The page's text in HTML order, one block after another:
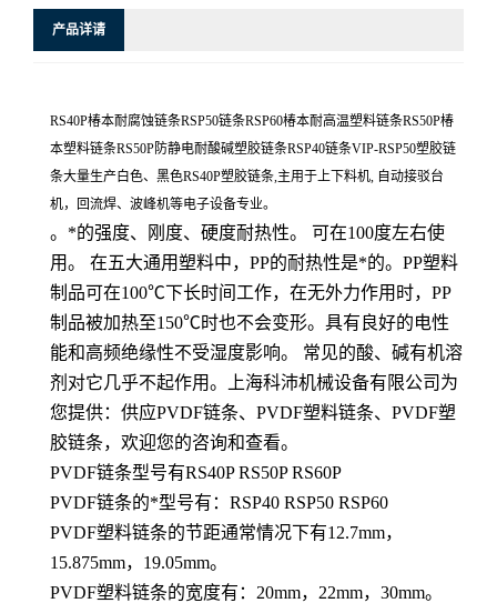
产品详请
RS40P椿本耐腐蚀链条RSP50链条RSP60椿本耐高温塑料链条RS50P椿
本塑料链条RS50P防静电耐酸碱塑胶链条RSP40链条VIP-RSP50塑胶链
条大量生产白色、黑色RS40P塑胶链条,主用于上下料机, 自动接驳台
机，回流焊、波峰机等电子设备专业。
。*的强度、刚度、硬度耐热性。 可在100度左右使
用。 在五大通用塑料中，PP的耐热性是*的。PP塑料
制品可在100℃下长时间工作，在无外力作用时，PP
制品被加热至150℃时也不会变形。具有良好的电性
能和高频绝缘性不受湿度影响。 常见的酸、碱有机溶
剂对它几乎不起作用。上海科沛机械设备有限公司为
您提供：供应PVDF链条、PVDF塑料链条、PVDF塑
胶链条，欢迎您的咨询和查看。
PVDF链条型号有RS40P RS50P RS60P
PVDF链条的*型号有：RSP40 RSP50 RSP60
PVDF塑料链条的节距通常情况下有12.7mm，
15.875mm，19.05mm。
PVDF塑料链条的宽度有：20mm，22mm，30mm。